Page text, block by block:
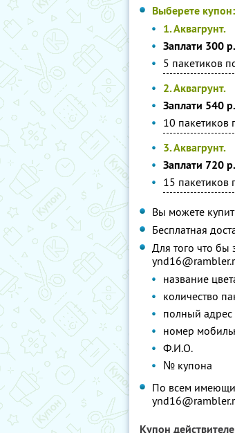
Выберете купон:
1. Аквагрунт.
Заплати 300
5 пакетиков
2. Аквагрунт.
Заплати 540
10 пакетиков
3. Аквагрунт.
Заплати 720
15 пакетиков
Вы можете
Бесплатная
Для того что бы
название
количество
полный адрес
номер
Ф.И.О.
№ купона
По всем
Купон